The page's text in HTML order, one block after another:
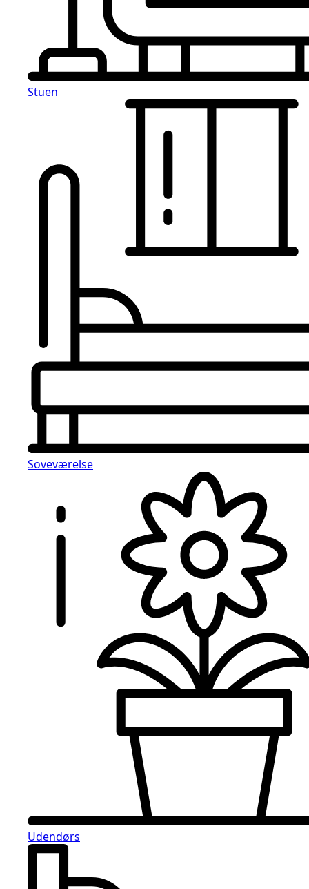
Stuen
Soveværelse
Udendørs